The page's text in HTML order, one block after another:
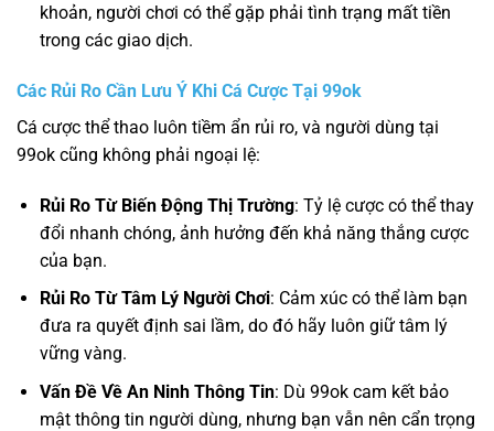
khoản, người chơi có thể gặp phải tình trạng mất tiền
trong các giao dịch.
Các Rủi Ro Cần Lưu Ý Khi Cá Cược Tại 99ok
Cá cược thể thao luôn tiềm ẩn rủi ro, và người dùng tại
99ok cũng không phải ngoại lệ:
Rủi Ro Từ Biến Động Thị Trường: Tỷ lệ cược có thể thay
đổi nhanh chóng, ảnh hưởng đến khả năng thắng cược
của bạn.
Rủi Ro Từ Tâm Lý Người Chơi: Cảm xúc có thể làm bạn
đưa ra quyết định sai lầm, do đó hãy luôn giữ tâm lý
vững vàng.
Vấn Đề Về An Ninh Thông Tin: Dù 99ok cam kết bảo
mật thông tin người dùng, nhưng bạn vẫn nên cẩn trọng